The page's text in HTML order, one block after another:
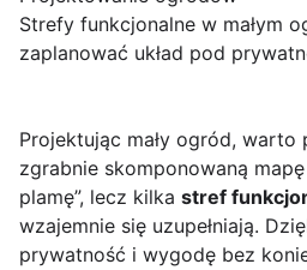
Strefy funkcjonalne w małym
zaplanować układ pod
Projektując mały ogród,
zgrabnie skomponowaną
plamę”, lecz kilka stref
wzajemnie się uzupełniają.
prywatność i wygodę bez